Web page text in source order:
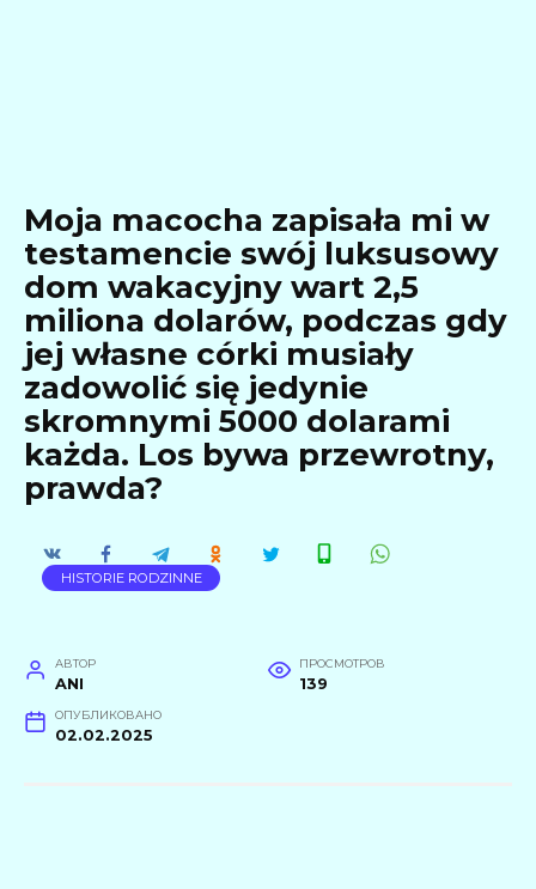
Moja macocha zapisała mi w
testamencie swój luksusowy
dom wakacyjny wart 2,5
miliona dolarów, podczas gdy
jej własne córki musiały
zadowolić się jedynie
skromnymi 5000 dolarami
każda. Los bywa przewrotny,
prawda?
HISTORIE RODZINNE
АВТОР
ANI
ПРОСМОТРОВ
139
ОПУБЛИКОВАНО
02.02.2025